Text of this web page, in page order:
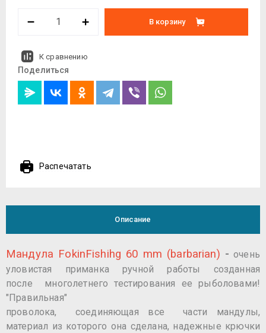
В корзину
К сравнению
Поделиться
Распечатать
Описание
Мандула FokinFishihg 60 mm (barbarian) - очень
уловистая приманка ручной работы созданная
после многолетнего тестирования ее рыболовами!
"Правильная"
проволока, соединяющая все части мандулы,
материал из которого она сделана, надежные крючки